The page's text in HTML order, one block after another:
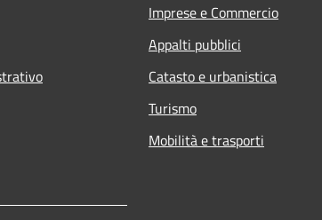
Imprese e Commercio
Appalti pubblici
Catasto e urbanistica
Turismo
Mobilità e trasporti